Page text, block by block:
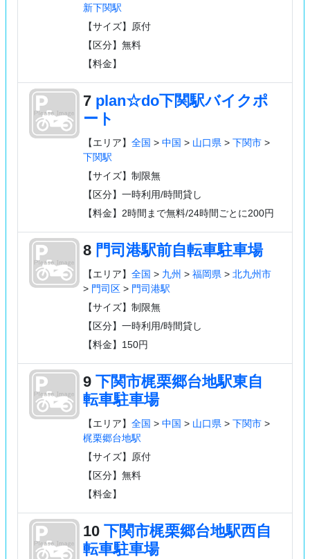
新下関駅
【サイズ】原付
【区分】無料
【料金】
7 plan☆do下関駅バイクポ
ート
【エリア】 全国 > 中国 > 山口県 > 下関市>
下関駅
【サイズ】制限無
【区分】一時利用/時間貸し
【料金】2時間まで無料/24時間ごとに200円
8 門司港駅前自転車駐車場
【エリア】 全国 > 九州 > 福岡県 > 北九州市
> 門司区> 門司港駅
【サイズ】制限無
【区分】一時利用/時間貸し
【料金】150円
9 下関市梶栗郷台地駅東自
転車駐車場
【エリア】 全国 > 中国 > 山口県 > 下関市>
梶栗郷台地駅
【サイズ】原付
【区分】無料
【料金】
10 下関市梶栗郷台地駅西自
転車駐車場